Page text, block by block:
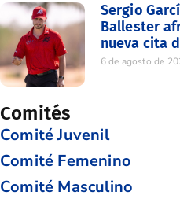
Sergio
Ballester
nueva cita
6 de agosto de
Comités
Comité Juvenil
Comité Femenino
Comité Masculino